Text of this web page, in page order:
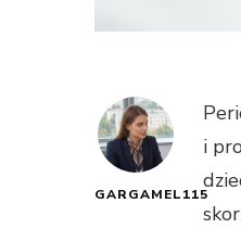
GARGAMEL115
i